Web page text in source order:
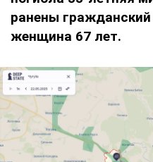
ранены
женщина 67 лет.